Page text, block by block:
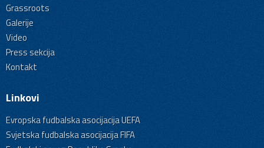
Grassroots
Galerije
Video
Press sekcija
Kontakt
Linkovi
Evropska fudbalska asocijacija UEFA
Svjetska fudbalska asocijacija FIFA